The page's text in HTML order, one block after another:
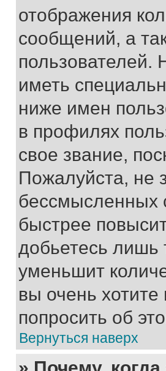
отображения
сообщений, а
пользователей.
иметь
ниже имен
в профилях
свое звание,
Пожалуйста, не
бессмысленных
быстрее
добьетесь лишь
уменьшит
вы очень
попросить об
Вернуться наверх